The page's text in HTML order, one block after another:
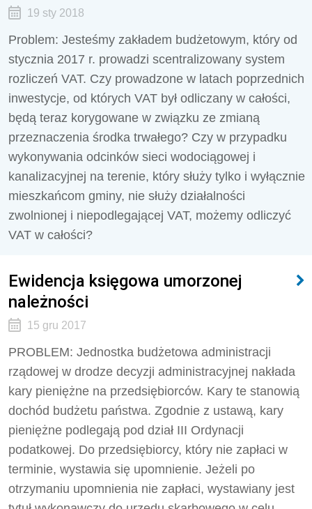
19 sty 2018
Problem: Jesteśmy zakładem budżetowym, który od
stycznia 2017 r. prowadzi scentralizowany system
rozliczeń VAT. Czy prowadzone w latach poprzednich
inwestycje, od których VAT był odliczany w całości,
będą teraz korygowane w związku ze zmianą
przeznaczenia środka trwałego? Czy w przypadku
wykonywania odcinków sieci wodociągowej i
kanalizacyjnej na terenie, który służy tylko i wyłącznie
mieszkańcom gminy, nie służy działalności
zwolnionej i niepodlegającej VAT, możemy odliczyć
VAT w całości?
Ewidencja księgowa umorzonej
należności
15 gru 2017
PROBLEM: Jednostka budżetowa administracji
rządowej w drodze decyzji administracyjnej nakłada
kary pieniężne na przedsiębiorców. Kary te stanowią
dochód budżetu państwa. Zgodnie z ustawą, kary
pieniężne podlegają pod dział III Ordynacji
podatkowej. Do przedsiębiorcy, który nie zapłaci w
terminie, wystawia się upomnienie. Jeżeli po
otrzymaniu upomnienia nie zapłaci, wystawiany jest